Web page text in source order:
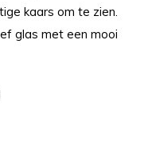
kaars om te zien.
glas met een mooi